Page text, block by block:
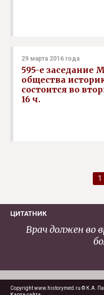
29 марта 2016 года
595-е заседание
общества
состоится во
16 ч.
1
ЦИТАТНИК
Врач должен во
Copyright www.historymed.ru © К.А.